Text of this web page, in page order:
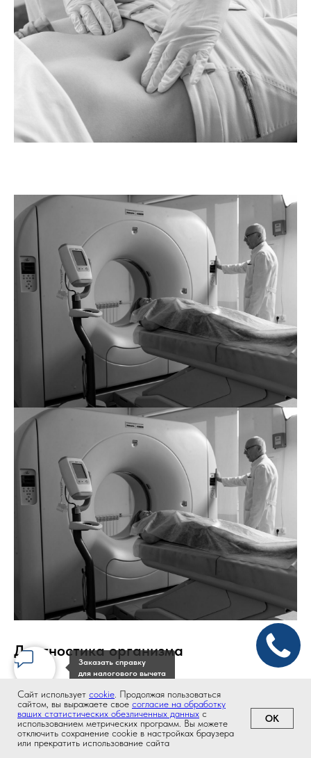
Диагностика организма
Эндоскопические исследования
Биоимпедансометрия
УЗИ
Спиральная компьютерная томография
Заказать справку
для налогового вычета
Сайт использует cookie . Продолжая пользоваться
сайтом, вы выражаете свое согласие на обработку
ваших статистических обезличенных данных с
использованием метрических программ. Вы можете
отключить сохранение cookie в настройках браузера
или прекратить использование сайта
OK
Главная Услуги